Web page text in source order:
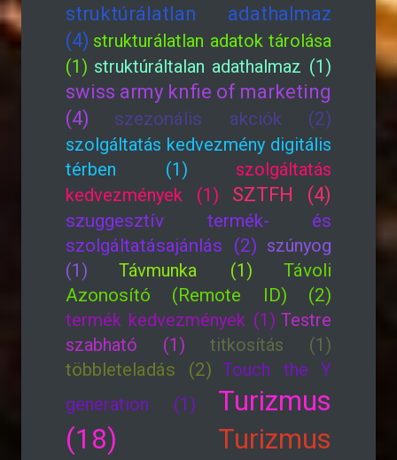
struktúrálatlan adathalmaz
(4) strukturálatlan adatok tárolása
(1) struktúráltalan adathalmaz (1)
swiss army knfie of marketing
(4)
szezonális akciók (2)
szolgáltatás kedvezmény digitális
térben (1)
szolgáltatás
kedvezmények (1)
SZTFH (4)
szuggesztív termék- és
szolgáltatásajánlás (2) szúnyog
(1)
Távmunka (1)
Távoli
Azonosító (Remote ID) (2)
termék kedvezmények (1) Testre
szabható (1)
titkosítás (1)
többleteladás (2) Touch the Y
generation (1)
Turizmus
(18)
Turizmus